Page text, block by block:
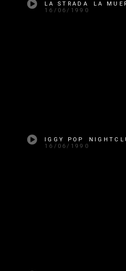
LA STRADA LA
16/06/1990
IGGY POP
16/06/1990